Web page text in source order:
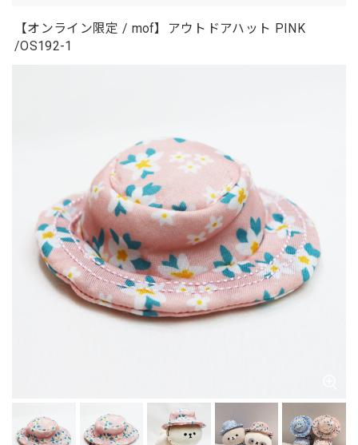
【オンライン限定 / mof】アウトドアハット PINK
/OS192-1